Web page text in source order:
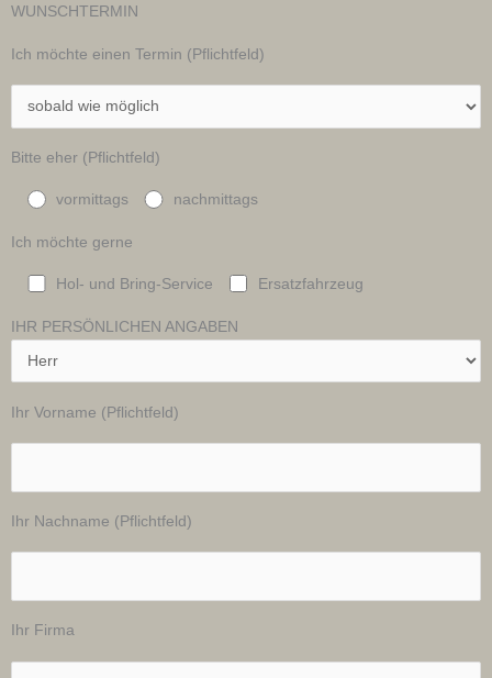
WUNSCHTERMIN
Ich möchte einen Termin (Pflichtfeld)
Bitte eher (Pflichtfeld)
vormittags nachmittags
Ich möchte gerne
Hol- und Bring-Service Ersatzfahrzeug
IHR PERSÖNLICHEN ANGABEN
Ihr Vorname (Pflichtfeld)
Ihr Nachname (Pflichtfeld)
Ihr Firma